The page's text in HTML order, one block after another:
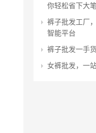
你轻松省下大
裤子批发工厂
智能平台
裤子批发一手
女裤批发，一